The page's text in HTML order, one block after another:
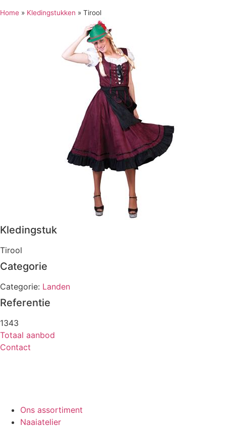
Home » Kledingstukken » Tirool
Kledingstuk
Tirool
Categorie
Categorie: Landen
Referentie
1343
Totaal aanbod
Contact
Ons assortiment
Naaiatelier